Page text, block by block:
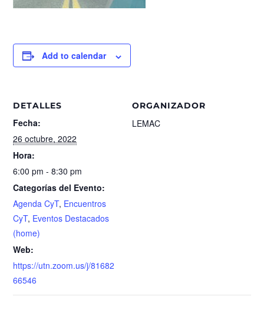
Add to calendar
DETALLES
Fecha:
26 octubre, 2022
Hora:
6:00 pm - 8:30 pm
Categorías del Evento:
Agenda CyT, Encuentros
CyT, Eventos Destacados
(home)
Web:
https://utn.zoom.us/j/81682
66546
ORGANIZADOR
LEMAC